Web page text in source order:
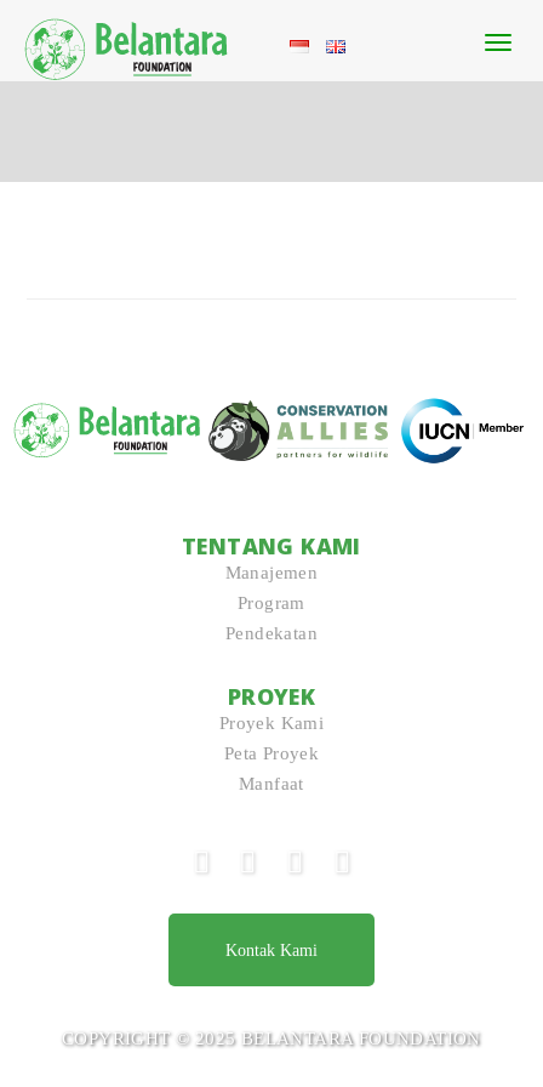
TENTANG KAMI
Manajemen
Program
Pendekatan
PROYEK
Proyek Kami
Peta Proyek
Manfaat
Kontak Kami
COPYRIGHT © 2025 BELANTARA FOUNDATION